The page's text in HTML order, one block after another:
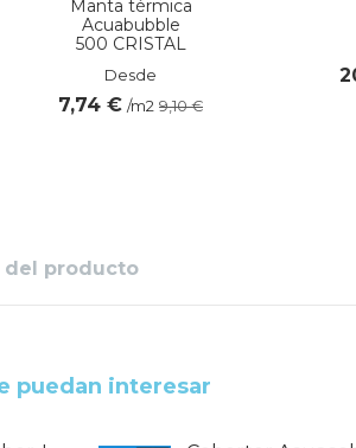
Manta térmica
Acuabubble
500 CRISTAL
Desde
7,74 € /m2 9,10 €
del producto
puedan interesar